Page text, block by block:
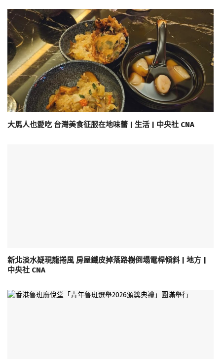
大馬人也愛吃 台灣美食征服在地味蕾 | 生活 | 中央社 CNA
新北淡水疑現龍捲風 房屋鐵皮掉落路樹倒塌電桿傾斜 | 地方 |
中央社 CNA